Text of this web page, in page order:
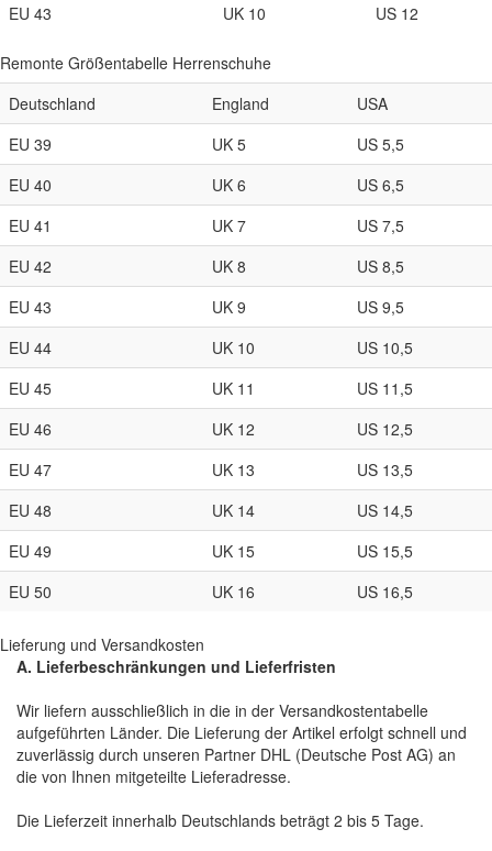
EU 43
UK 10 US 12
Remonte Größentabelle Herrenschuhe
Deutschland
England
USA
EU 39
UK 5
US 5,5
EU 40
UK 6
US 6,5
EU 41
UK 7
US 7,5
EU 42
UK 8
US 8,5
EU 43
UK 9
US 9,5
EU 44
UK 10
US 10,5
EU 45
UK 11
US 11,5
EU 46
UK 12
US 12,5
EU 47
UK 13
US 13,5
EU 48
UK 14
US 14,5
EU 49
UK 15
US 15,5
EU 50
UK 16 US 16,5
Lieferung und Versandkosten
A. Lieferbeschränkungen und Lieferfristen
Wir liefern ausschließlich in die in der Versandkostentabelle
aufgeführten Länder. Die Lieferung der Artikel erfolgt schnell und
zuverlässig durch unseren Partner DHL (Deutsche Post AG) an
die von Ihnen mitgeteilte Lieferadresse.
Die Lieferzeit innerhalb Deutschlands beträgt 2 bis 5 Tage.